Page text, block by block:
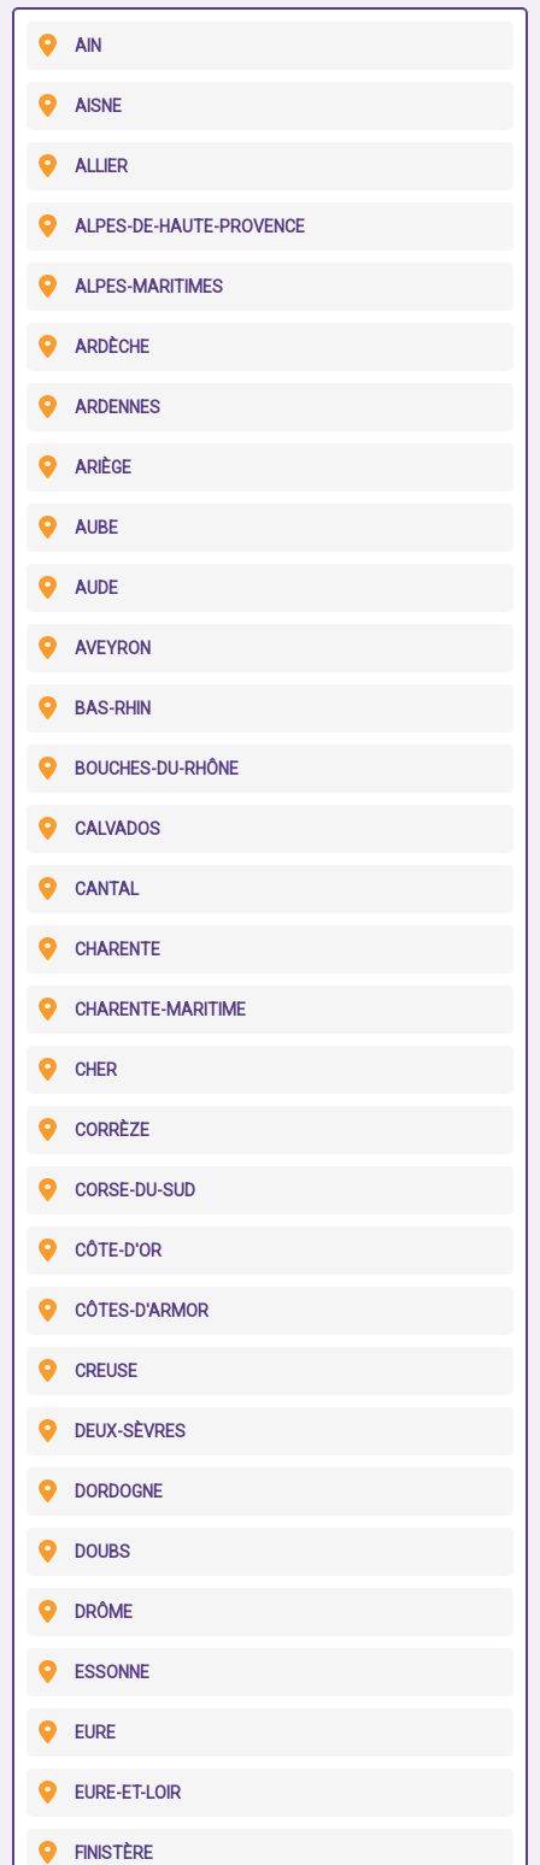
AIN
AISNE
ALLIER
ALPES-DE-HAUTE-PROVENCE
ALPES-MARITIMES
ARDÈCHE
ARDENNES
ARIÈGE
AUBE
AUDE
AVEYRON
BAS-RHIN
BOUCHES-DU-RHÔNE
CALVADOS
CANTAL
CHARENTE
CHARENTE-MARITIME
CHER
CORRÈZE
CORSE-DU-SUD
CÔTE-D'OR
CÔTES-D'ARMOR
CREUSE
DEUX-SÈVRES
DORDOGNE
DOUBS
DRÔME
ESSONNE
EURE
EURE-ET-LOIR
FINISTÈRE